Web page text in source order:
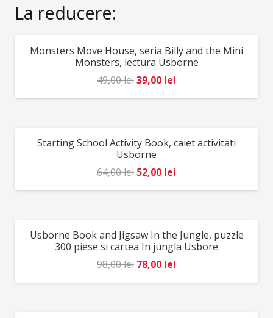
La reducere:
REDUCERI!
Monsters Move House, seria Billy and the Mini
Monsters, lectura Usborne
49,00leiPrețul
inițial
49,00 lei.
39,00 lei
curent
REDUCERI!
Starting School Activity Book, caiet activitati
Usborne
64,00lei Prețul
inițial
64,00 lei.
52,00 lei
curent
REDUCERI!
Usborne Book and Jigsaw In the Jungle, puzzle
300 piese si cartea In jungla Usbore
98,00lei Prețul
inițial
78,00 lei
curent